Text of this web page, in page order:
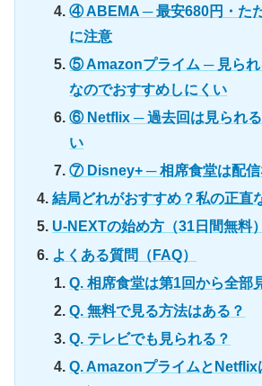
④ ABEMA ─ 最安680円・た
に注意
⑤ Amazonプライム ─ 見られ
なのでおすすめしにくい
⑥ Netflix ─ 過去回は見られ
い
⑦ Disney+ ─ 相席食堂は配信
結局どれがおすすめ？私の正直
U-NEXTの始め方（31日間無料）
よくある質問（FAQ）
Q. 相席食堂は第1回から全部
Q. 無料で見る方法はある？
Q. テレビでも見られる？
Q. AmazonプライムとNetflix